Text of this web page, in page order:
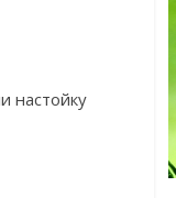
настойку